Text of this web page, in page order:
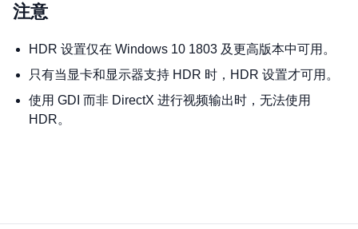
注意
HDR 设置仅在 Windows 10 1803 及更高版本中可用。
只有当显卡和显示器支持 HDR 时，HDR 设置才可用。
使用 GDI 而非 DirectX 进行视频输出时，无法使用
HDR。